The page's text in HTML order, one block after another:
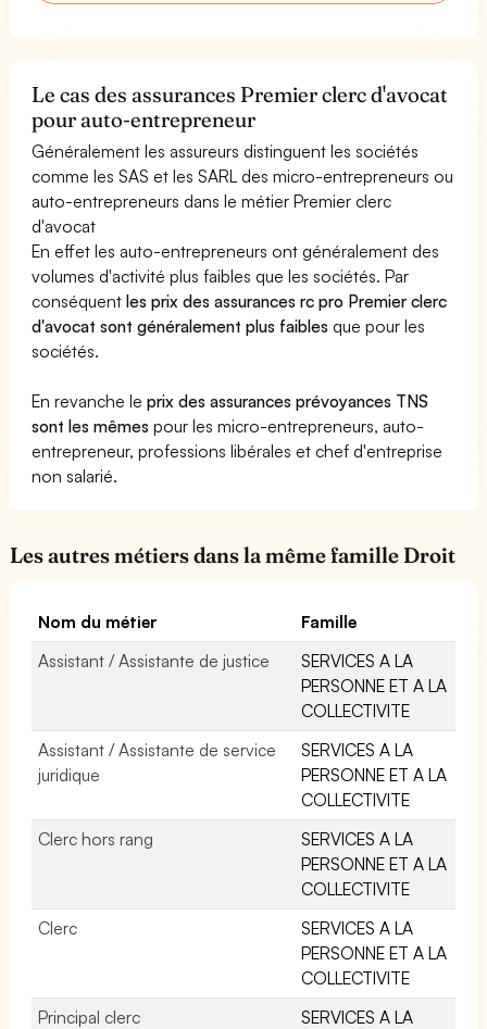
Le cas des assurances Premier clerc d'avocat
pour auto-entrepreneur
Généralement les assureurs distinguent les sociétés
comme les SAS et les SARL des micro-entrepreneurs ou
auto-entrepreneurs dans le métier Premier clerc
d'avocat
En effet les auto-entrepreneurs ont généralement des
volumes d'activité plus faibles que les sociétés. Par
conséquentles prix des assurances rc pro Premier clerc
d'avocat sont généralement plus faibles que pour les
sociétés.
En revanche leprix des assurances prévoyances TNS
sont les mêmes pour les micro-entrepreneurs, auto-
entrepreneur, professions libérales et chef d'entreprise
non salarié.
Les autres métiers dans la même famille Droit
Nom du métier
Famille
Assistant / Assistante de justice
SERVICES A LA
PERSONNE ET A LA
COLLECTIVITE
Assistant / Assistante de service
juridique
SERVICES A LA
PERSONNE ET A LA
COLLECTIVITE
Clerc hors rang
SERVICES A LA
PERSONNE ET A LA
COLLECTIVITE
Clerc
SERVICES A LA
PERSONNE ET A LA
COLLECTIVITE
Principal clerc
SERVICES A LA